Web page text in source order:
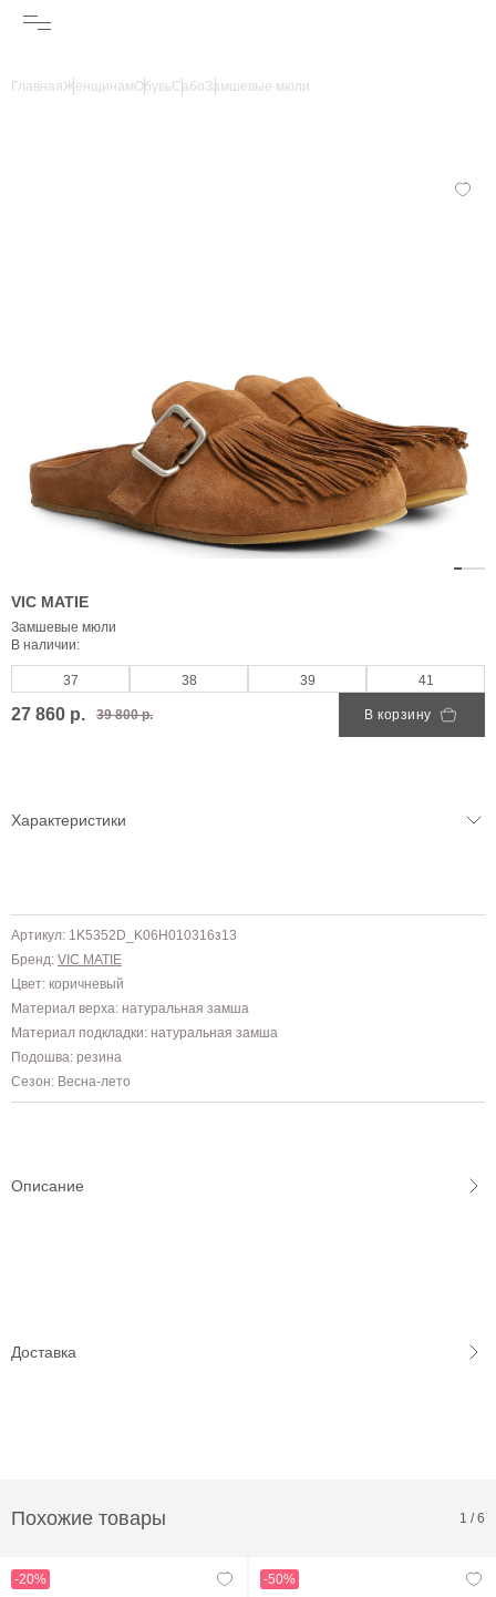
ГлавнаяЖенщинамОбувьСабоЗамшевые мюли
VIC MATIE
Замшевые мюли
В наличии:
37 38 39 41
27 860 р. 39 800 р. В корзину
Характеристики
Артикул: 1K5352D_K06H010316з13
Бренд: VIC MATIE
Цвет: коричневый
Материал верха: натуральная замша
Материал подкладки: натуральная замша
Подошва: резина
Сезон: Весна-лето
Описание
Доставка
Похожие товары 1 /6
-20% -50%